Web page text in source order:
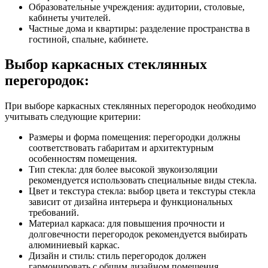
Образовательные учреждения: аудитории, столовые,
кабинеты учителей.
Частные дома и квартиры: разделение пространства в
гостиной, спальне, кабинете.
Выбор каркасных стеклянных
перегородок:
При выборе каркасных стеклянных перегородок необходимо
учитывать следующие критерии:
Размеры и форма помещения: перегородки должны
соответствовать габаритам и архитектурным
особенностям помещения.
Тип стекла: для более высокой звукоизоляции
рекомендуется использовать специальные виды стекла.
Цвет и текстура стекла: выбор цвета и текстуры стекла
зависит от дизайна интерьера и функциональных
требований.
Материал каркаса: для повышения прочности и
долговечности перегородок рекомендуется выбирать
алюминиевый каркас.
Дизайн и стиль: стиль перегородок должен